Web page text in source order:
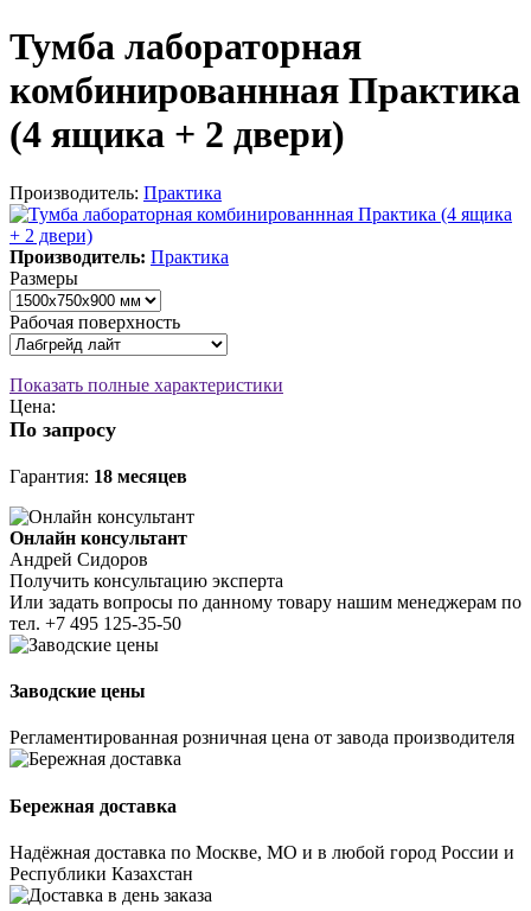
Тумба лабораторная
комбинированнная Практика
(4 ящика + 2 двери)
Производитель: Практика
Производитель: Практика
Размеры
Рабочая поверхность
Показать полные характеристики
Цена:
По запросу
Гарантия: 18 месяцев
Онлайн консультант
Андрей Сидоров
Получить консультацию эксперта
Или задать вопросы по данному товару нашим менеджерам по
тел. +7 495 125-35-50
Заводские цены
Регламентированная розничная цена от завода производителя
Бережная доставка
Надёжная доставка по Москве, МО и в любой город России и
Республики Казахстан